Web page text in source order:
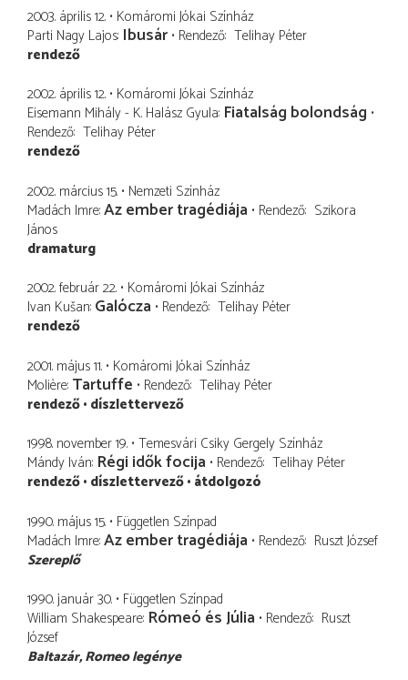
2003. április 12. Komáromi Jókai Színház
Parti Nagy Lajos Ibusár Rendező Telihay Péter
rendező
2002. április 12. Komáromi Jókai Színház
Eisemann Mihály - K. Halász Gyula Fiatalság bolondság
Rendező Telihay Péter
rendező
2002. március 15. Nemzeti Színház
Madách Imre Az ember tragédiája Rendező Szikora
János
dramaturg
2002. február 22. Komáromi Jókai Színház
Ivan Kušan Galócza Rendező Telihay Péter
rendező
2001. május 11. Komáromi Jókai Színház
Molière Tartuffe Rendező Telihay Péter
rendező díszlettervező
1998. november 19. Temesvári Csiky Gergely Színház
Mándy Iván Régi idők focija Rendező Telihay Péter
rendező díszlettervező átdolgozó
1990. május 15. Független Színpad
Madách Imre Az ember tragédiája Rendező Ruszt József
Szereplő
1990. január 30. Független Színpad
William Shakespeare Rómeó és Júlia Rendező Ruszt
József
Baltazár Romeo legénye